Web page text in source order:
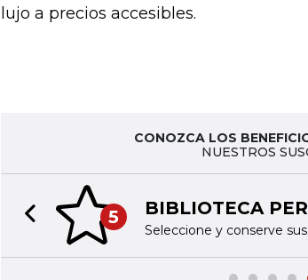
lujo a precios accesibles.
CONOZCA LOS
NUESTROS
5 BIBLIOTECA
Seleccione y conserve
Previous slide